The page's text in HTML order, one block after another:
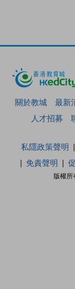
關於教城 最新
人才招募
版權
私隱政策聲明
免責聲明